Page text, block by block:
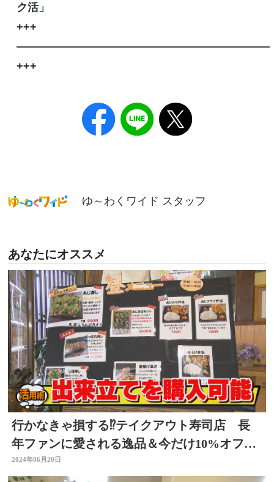
ク活」
+++
———————————————————————
+++
ゆ～わくワイド スタッフ
あなたにオススメ
行かなきゃ損する⁉テイクアウト寿司店 長
年ファンに愛される逸品＆今だけ10%オフの
寿司【トク活】
2024年06月20日